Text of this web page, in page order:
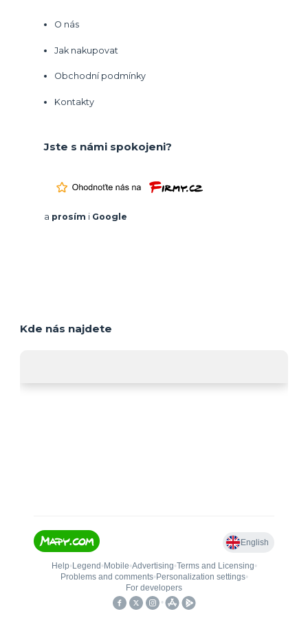
O nás
Jak nakupovat
Obchodní podmínky
Kontakty
Jste s námi spokojeni?
a prosím i Google
Kde nás najdete